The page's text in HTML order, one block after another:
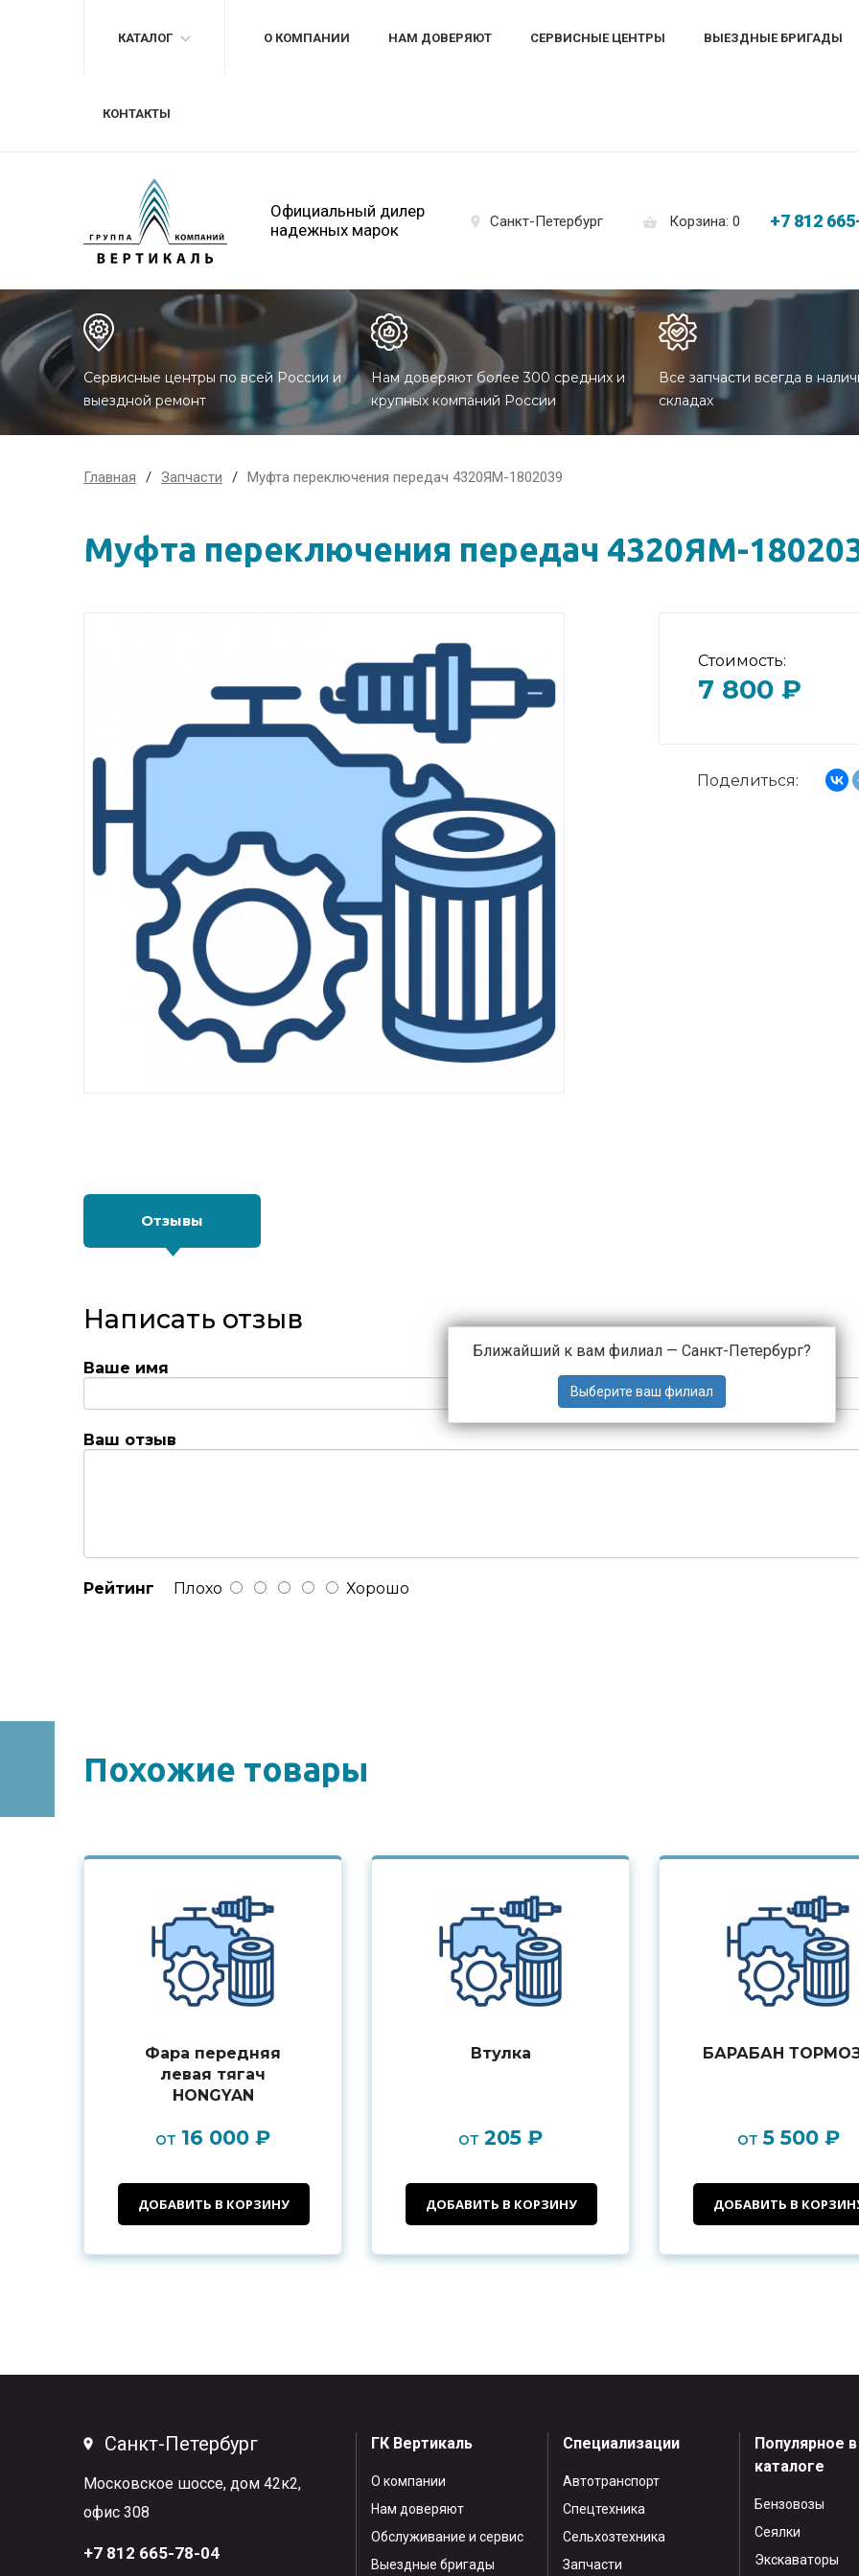
КАТАЛОГ О КОМПАНИИ НАМ ДОВЕРЯЮТ СЕРВИСНЫЕ ЦЕНТРЫ ВЫЕЗДНЫЕ БРИГАДЫ
КОНТАКТЫ
Официальный дилер
надежных марок
Санкт-Петербург
Ближайший к вам филиал — Санкт-Петербург?
Корзина: 0 +7 812
Сервисные центры по всей России и
выездной ремонт
Нам доверяют более 300 средних и
крупных компаний России
Все запчасти всегда в
складах
Главная Запчасти Муфта переключения передач 4320ЯМ-1802039
Муфта переключения передач 4320ЯМ-
Стоимость:
7 800 ₽
Поделиться:
Отзывы
Написать отзыв
Ваше имя
Ваш отзыв
Рейтинг Плохо Хорошо
Похожие товары
Фара передняя
левая тягач
HONGYAN
от 16 000 ₽
ДОБАВИТЬ В КОРЗИНУ
Втулка
от 205 ₽
ДОБАВИТЬ В КОРЗИНУ
БАРАБАН
от5 500 ₽
ДОБАВИТЬ В
Санкт-Петербург
Московское шоссе, дом 42к2,
офис 308
+7 812 665-78-04
ГК Вертикаль
О компании
Нам доверяют
Обслуживание и сервис
Выездные бригады
Специализации
Автотранспорт
Спецтехника
Сельхозтехника
Запчасти
Популярное в
каталоге
Бензовозы
Сеялки
Экскаваторы